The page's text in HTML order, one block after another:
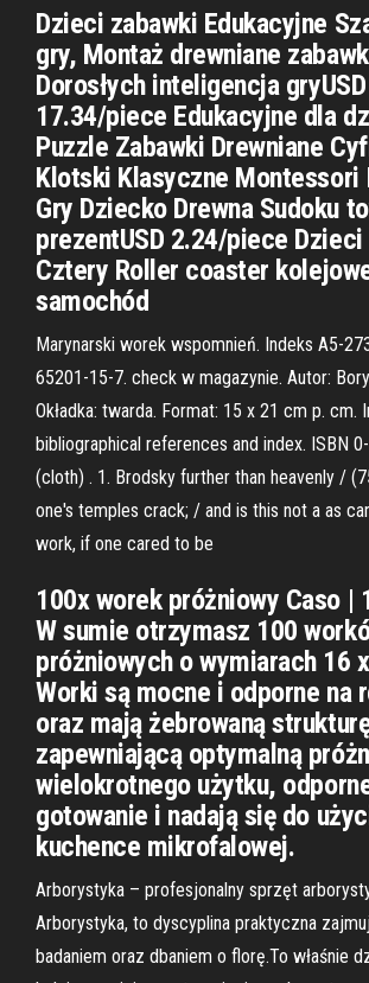
Dzieci zabawki Edukacyjne
gry, Montaż drewniane
Dorosłych inteligencja gryUSD
17.34/piece Edukacyjne dla
Puzzle Zabawki Drewniane
Klotski Klasyczne
Gry Dziecko Drewna Sudoku
prezentUSD 2.24/piece
Cztery Roller coaster
samochód
Marynarski worek wspomnień. Indeks A5-
65201-15-7. check w magazynie. Autor:
Okładka: twarda. Format: 15 x 21 cm p. cm.
bibliographical references and index. ISBN
(cloth) . 1. Brodsky further than heavenly /
one's temples crack; / and is this not a as
work, if one cared to be
100x worek próżniowy Caso |
W sumie otrzymasz 100
próżniowych o wymiarach 16
Worki są mocne i odporne na
oraz mają żebrowaną
zapewniającą optymalną
wielokrotnego użytku,
gotowanie i nadają się do
kuchence mikrofalowej.
Arborystyka – profesjonalny sprzęt
Arborystyka, to dyscyplina praktyczna
badaniem oraz dbaniem o florę.To właśnie